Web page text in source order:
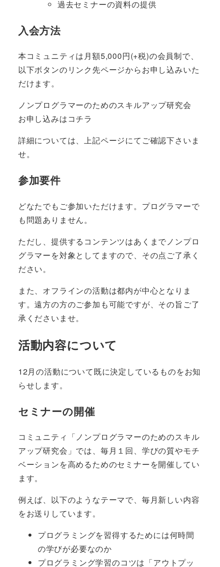
過去セミナーの資料の提供
入会方法
本コミュニティは月額5,000円(+税)の会員制で、
以下ボタンのリンク先ページからお申し込みいた
だけます。
ノンプログラマーのためのスキルアップ研究会
お申し込みはコチラ
詳細については、上記ページにてご確認下さいま
せ。
参加要件
どなたでもご参加いただけます。プログラマーで
も問題ありません。
ただし、提供するコンテンツはあくまでノンプロ
グラマーを対象としてますので、その点ご了承く
ださい。
また、オフラインの活動は都内が中心となりま
す。遠方の方のご参加も可能ですが、その旨ご了
承くださいませ。
活動内容について
12月の活動について既に決定しているものをお知
らせします。
セミナーの開催
コミュニティ「ノンプログラマーのためのスキル
アップ研究会」では、毎月１回、学びの質やモチ
ベーションを高めるためのセミナーを開催してい
ます。
例えば、以下のようなテーマで、毎月新しい内容
をお送りしています。
プログラミングを習得するためには何時間
の学びが必要なのか
プログラミング学習のコツは「アウトプッ